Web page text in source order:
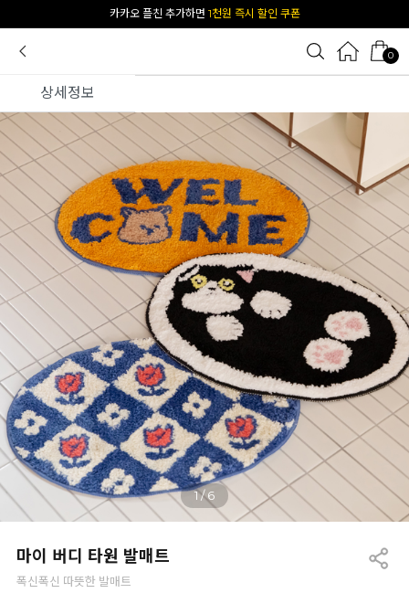
[공식몰 단독] 앱 다운받고2% 결제 할인 받기
0
상세정보
1/6
마이 버디 타원 발매트
폭신폭신 따뜻한 발매트